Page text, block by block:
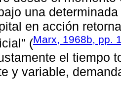
una
en acción
(Marx, 1968b, pp.
el tiempo
y variable,